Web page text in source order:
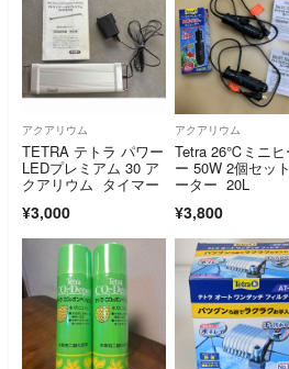
アクアリウム
TETRA テトラ パワー
LEDプレミアム 30 ア
クアリウム タイマー
¥3,000
アクアリウム
Tetra 26℃ミニヒ
ー 50W 2個セッ
ーター 20L
¥3,800